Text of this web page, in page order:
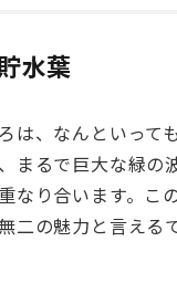
水葉
は、なんといって
まるで巨大な緑
なり合います。こ
二の魅力と言える